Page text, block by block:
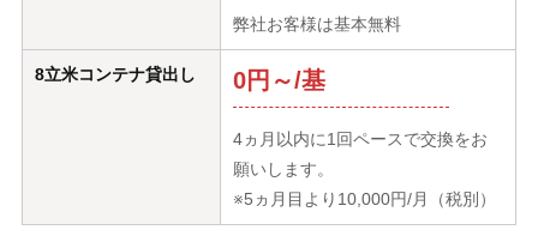
弊社お客様は基本無料
8立米コンテナ貸出し 0円～/基
4ヵ月以内に1回ペースで交換をお
願いします。
※5ヵ月目より10,000円/月（税別）